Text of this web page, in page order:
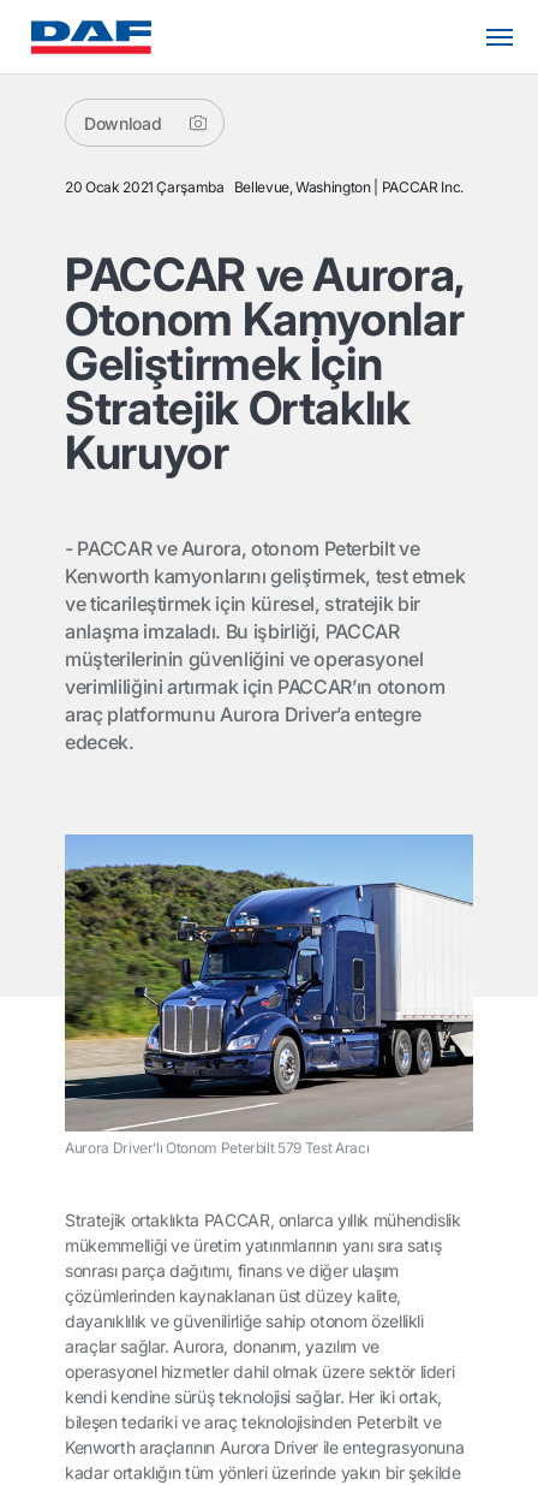
Download
20 Ocak 2021 Çarşamba Bellevue, Washington PACCAR Inc.
PACCAR ve Aurora,
Otonom Kamyonlar
Geliştirmek İçin
Stratejik Ortaklık
Kuruyor
- PACCAR ve Aurora, otonom Peterbilt ve
Kenworth kamyonlarını geliştirmek, test etmek
ve ticarileştirmek için küresel, stratejik bir
anlaşma imzaladı. Bu işbirliği, PACCAR
müşterilerinin güvenliğini ve operasyonel
verimliliğini artırmak için PACCAR’ın otonom
araç platformunu Aurora Driver’a entegre
edecek.
Aurora Driver’lı Otonom Peterbilt 579 Test Aracı
Stratejik ortaklıkta PACCAR, onlarca yıllık mühendislik
mükemmelliği ve üretim yatırımlarının yanı sıra satış
sonrası parça dağıtımı, finans ve diğer ulaşım
çözümlerinden kaynaklanan üst düzey kalite,
dayanıklılık ve güvenilirliğe sahip otonom özellikli
araçlar sağlar. Aurora, donanım, yazılım ve
operasyonel hizmetler dahil olmak üzere sektör lideri
kendi kendine sürüş teknolojisi sağlar. Her iki ortak,
bileşen tedariki ve araç teknolojisinden Peterbilt ve
Kenworth araçlarının Aurora Driver ile entegrasyonuna
kadar ortaklığın tüm yönleri üzerinde yakın bir şekilde